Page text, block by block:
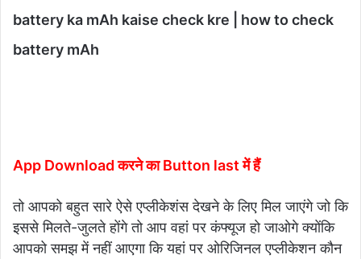
battery ka mAh kaise check kre | how to check
battery mAh
App Download करने का Button last में हैं
तो आपको बहुत सारे ऐसे एप्लीकेशंस देखने के लिए मिल जाएंगे जो कि
इससे मिलते-जुलते होंगे तो आप वहां पर कंफ्यूज हो जाओगे क्योंकि
आपको समझ में नहीं आएगा कि यहां पर ओरिजिनल एप्लीकेशन कौन